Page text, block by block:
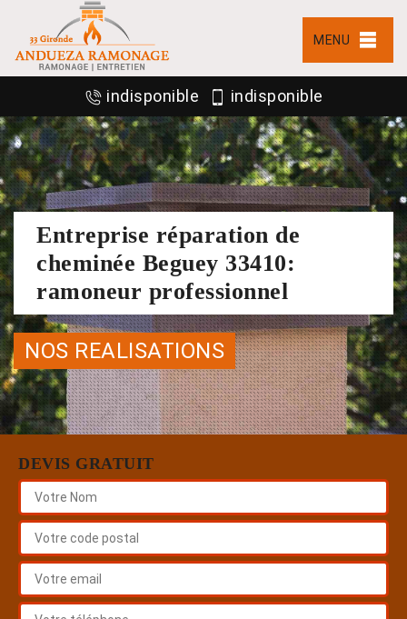
MENU
indisponible indisponible
Entreprise réparation de
cheminée Beguey 33410:
ramoneur professionnel
NOS REALISATIONS
DEVIS GRATUIT